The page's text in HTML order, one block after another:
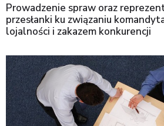
Prowadzenie spraw oraz
przesłanki ku związaniu
lojalności i zakazem konkurencji